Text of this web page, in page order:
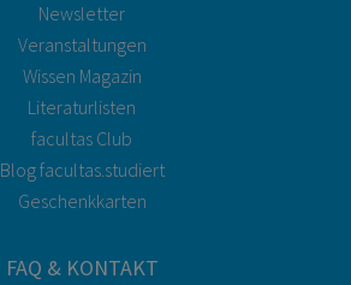
Newsletter
Veranstaltungen
Wissen Magazin
Literaturlisten
facultas Club
Blog facultas.studiert
Geschenkkarten
FAQ & KONTAKT